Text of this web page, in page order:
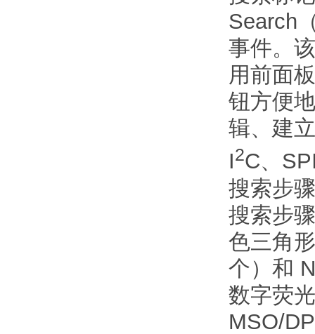
Search
事件。
用前面
钮方便
辑、建
I2C、
搜索步
搜索步
色三角
个）和
数字荧
MSO/